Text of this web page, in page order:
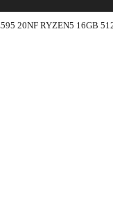
20NF RYZEN5 16GB